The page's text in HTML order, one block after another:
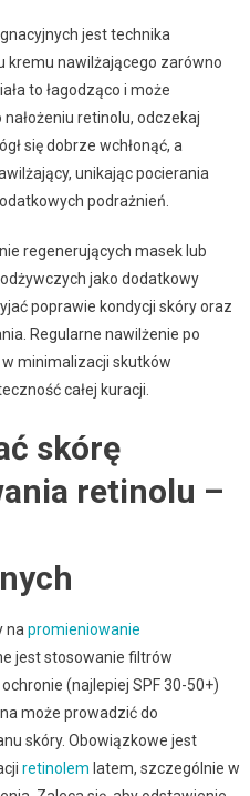
jest technika
kremu nawilżającego zarówno
to łagodząco i może
retinolu, odczekaj
się dobrze wchłonąć, a
unikając pocierania
podrażnień.
regenerujących masek lub
jako dodatkowy
poprawie kondycji skóry oraz
Regularne nawilżenie po
minimalizacji skutków
całej kuracji.
skórę
retinolu –
na promieniowanie
jest stosowanie filtrów
(najlepiej SPF 30-50+)
może prowadzić do
skóry. Obowiązkowe jest
retinolem latem, szczególnie w